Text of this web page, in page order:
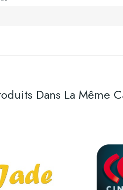
Dans La Même